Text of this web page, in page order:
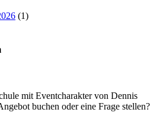
(1)
mit Eventcharakter von Dennis
buchen oder eine Frage stellen?